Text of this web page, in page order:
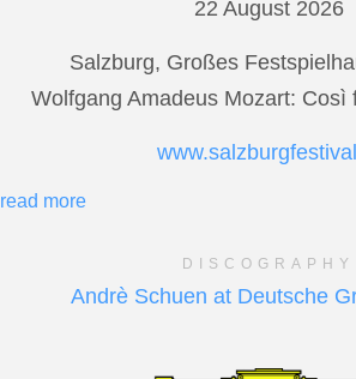
22 August 2026
Salzburg, Großes
Wolfgang Amadeus Mozart: Così
read more
DISCOGRAPHY
Andrè Schuen at Deutsche